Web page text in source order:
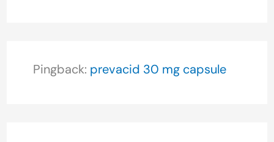
Pingback: prevacid 30 mg capsule